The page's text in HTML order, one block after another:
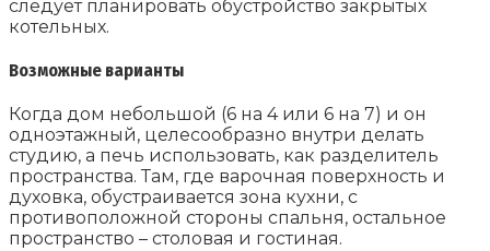
следует планировать обустройство закрытых
котельных.
Возможные варианты
Когда дом небольшой (6 на 4 или 6 на 7) и он
одноэтажный, целесообразно внутри делать
студию, а печь использовать, как разделитель
пространства. Там, где варочная поверхность и
духовка, обустраивается зона кухни, с
противоположной стороны спальня, остальное
пространство – столовая и гостиная.